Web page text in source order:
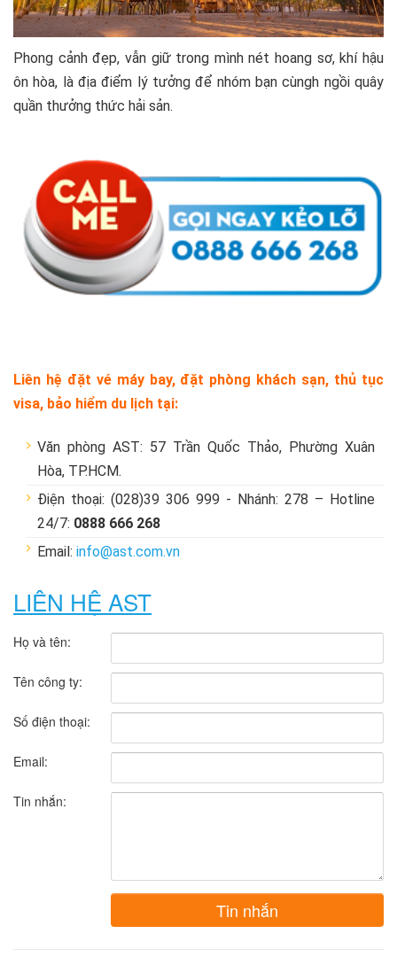
Phong cảnh đẹp, vẫn giữ trong mình nét hoang sơ, khí hậu
ôn hòa, là địa điểm lý tưởng để nhóm bạn cùngh ngồi quây
quần thưởng thức hải sản.
Liên hệ đặt vé máy bay, đặt phòng khách sạn, thủ tục
visa, bảo hiểm du lịch tại:
Văn phòng AST: 57 Trần Quốc Thảo, Phường Xuân
Hòa, TP.HCM.
Điện thoại: (028)39 306 999 - Nhánh: 278 – Hotline
24/7: 0888 666 268
Email: info@ast.com.vn
LIÊN HỆ AST
Họ và tên:
Tên công ty:
Số điện thoại:
Email:
Tin nhắn:
Tin nhắn